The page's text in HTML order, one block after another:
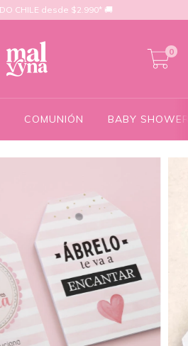
CHILE desde $2.990* 🚚
0
COMUNIÓN BABY